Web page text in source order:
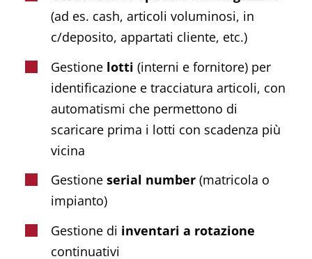
(ad es. cash, articoli voluminosi, in
c/deposito, appartati cliente, etc.)
Gestione lotti (interni e fornitore) per
identificazione e tracciatura articoli, con
automatismi che permettono di
scaricare prima i lotti con scadenza più
vicina
Gestioneserial number (matricola o
impianto)
Gestione di inventari a rotazione
continuativi